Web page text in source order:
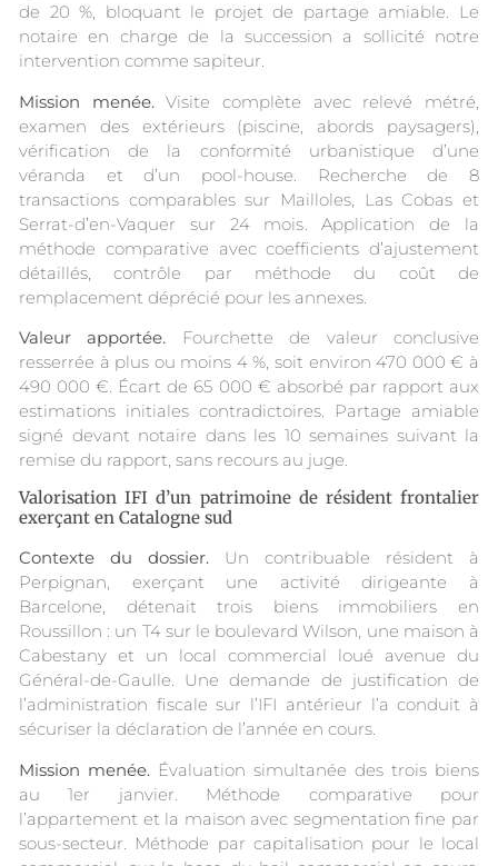
de 20 %, bloquant le projet de partage amiable. Le
notaire en charge de la succession a sollicité notre
intervention comme sapiteur.
Mission menée. Visite complète avec relevé métré,
examen des extérieurs (piscine, abords paysagers),
vérification de la conformité urbanistique d’une
véranda et d’un pool-house. Recherche de 8
transactions comparables sur Mailloles, Las Cobas et
Serrat-d’en-Vaquer sur 24 mois. Application de la
méthode comparative avec coefficients d’ajustement
détaillés, contrôle par méthode du coût de
remplacement déprécié pour les annexes.
Valeur apportée. Fourchette de valeur conclusive
resserrée à plus ou moins 4 %, soit environ 470 000 € à
490 000 €. Écart de 65 000 € absorbé par rapport aux
estimations initiales contradictoires. Partage amiable
signé devant notaire dans les 10 semaines suivant la
remise du rapport, sans recours au juge.
Valorisation IFI d’un patrimoine de résident frontalier
exerçant en Catalogne sud
Contexte du dossier. Un contribuable résident à
Perpignan, exerçant une activité dirigeante à
Barcelone, détenait trois biens immobiliers en
Roussillon : un T4 sur le boulevard Wilson, une maison à
Cabestany et un local commercial loué avenue du
Général-de-Gaulle. Une demande de justification de
l’administration fiscale sur l’IFI antérieur l’a conduit à
sécuriser la déclaration de l’année en cours.
Mission menée. Évaluation simultanée des trois biens
au 1er janvier. Méthode comparative pour
l’appartement et la maison avec segmentation fine par
sous-secteur. Méthode par capitalisation pour le local